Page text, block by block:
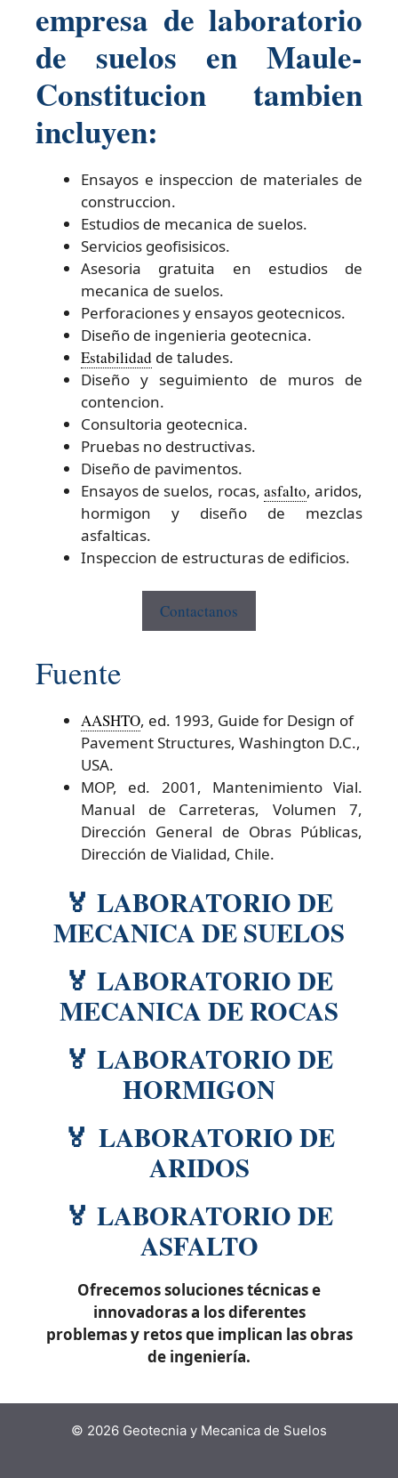
empresa de laboratorio
de suelos en Maule-
Constitucion tambien
incluyen:
Ensayos e inspeccion de materiales de
construccion.
Estudios de mecanica de suelos.
Servicios geofisisicos.
Asesoria gratuita en estudios de
mecanica de suelos.
Perforaciones y ensayos geotecnicos.
Diseño de ingenieria geotecnica.
Estabilidad de taludes.
Diseño y seguimiento de muros de
contencion.
Consultoria geotecnica.
Pruebas no destructivas.
Diseño de pavimentos.
Ensayos de suelos, rocas, asfalto, aridos,
hormigon y diseño de mezclas
asfalticas.
Inspeccion de estructuras de edificios.
Contactanos
Fuente
AASHTO, ed. 1993, Guide for Design of
Pavement Structures, Washington D.C.,
USA.
MOP, ed. 2001, Mantenimiento Vial.
Manual de Carreteras, Volumen 7,
Dirección General de Obras Públicas,
Dirección de Vialidad, Chile.
🏅 LABORATORIO DE
MECANICA DE SUELOS
🏅 LABORATORIO DE
MECANICA DE ROCAS
🏅 LABORATORIO DE
HORMIGON
🏅 LABORATORIO DE
ARIDOS
🏅 LABORATORIO DE
ASFALTO
Ofrecemos soluciones técnicas e
innovadoras a los diferentes
problemas y retos que implican las obras
de ingeniería.
© 2026 Geotecnia y Mecanica de Suelos